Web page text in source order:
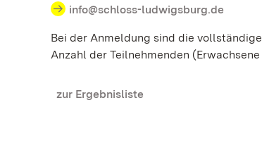
info@schloss-ludwigsburg.de
Bei der Anmeldung sind die
Anzahl der Teilnehmenden
zur Ergebnisliste